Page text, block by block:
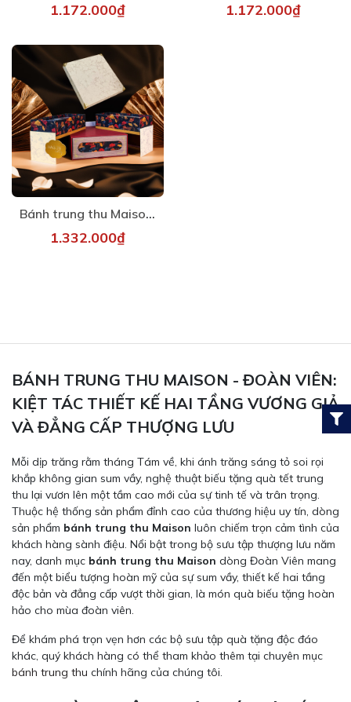
1.172.000₫ 1.172.000₫
Bánh trung thu Maison - Đoàn Viên 4
1.332.000₫
BÁNH TRUNG THU MAISON - ĐOÀN VIÊN:
KIỆT TÁC THIẾT KẾ HAI TẦNG VƯƠNG GIẢ
VÀ ĐẲNG CẤP THƯỢNG LƯU
Mỗi dịp trăng rằm tháng Tám về, khi ánh trăng sáng tỏ soi rọi
khắp không gian sum vầy, nghệ thuật biếu tặng quà tết trung
thu lại vươn lên một tầm cao mới của sự tinh tế và trân trọng.
Thuộc hệ thống sản phẩm đỉnh cao của thương hiệu uy tín, dòng
sản phẩm bánh trung thu Maison luôn chiếm trọn cảm tình của
khách hàng sành điệu. Nổi bật trong bộ sưu tập thượng lưu năm
nay, danh mục bánh trung thu Maison dòng Đoàn Viên mang
đến một biểu tượng hoàn mỹ của sự sum vầy, thiết kế hai tầng
độc bản và đẳng cấp vượt thời gian, là món quà biếu tặng hoàn
hảo cho mùa đoàn viên.
Để khám phá trọn vẹn hơn các bộ sưu tập quà tặng độc đáo
khác, quý khách hàng có thể tham khảo thêm tại chuyên mục
bánh trung thu chính hãng của chúng tôi.